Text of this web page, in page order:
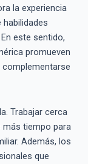
la experiencia
este sentido,
promueven
Trabajar cerca
más tiempo para
Además, los
que